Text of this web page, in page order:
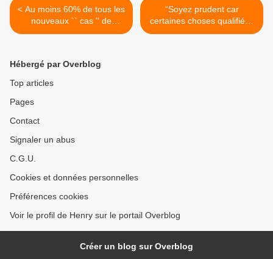
< Au moins 60% de tous les
nouveaux `` cas '' de
COVID-19 surviennent chez
“Soyez prudent car
certaines choses qualifiées
de théories du complot sont
Hébergé par Overblog
Top articles
Pages
Contact
Signaler un abus
C.G.U.
Cookies et données personnelles
Préférences cookies
Voir le profil de Henry sur le portail Overblog
Créer un blog sur Overblog